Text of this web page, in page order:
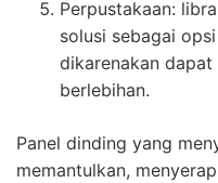
Perpustakaan:
solusi sebagai
dikarenakan
berlebihan.
Panel dinding yang
memantulkan,